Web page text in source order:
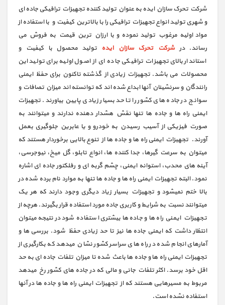
شرکت تحرک سازان ایده به عنوان تولید کننده تجهیزات ترافیکی جاده ای
و شهری تولید انواع تجهیزات ترافیکی را با بالاترین کیفیت و با استفاده از
مواد اولیه مرغوب تولید نموده و با ارزان ترین قیمت به فروش می
رساند. درشرکت تحرک سازان ایده تولید محصول با کیفیت و
استاندار بالای تجهیزات ترافیکی جاده ای از اصول اولیه برای تولید این
محصولات می باشد. تجهیزات زیادی از گذشته تاکنون برای حفظ ایمنی
رانندگان و سرنشینان آنها ابداع شده اند که توانسته اند میزان تصافات و
سوانج در جاده های کشور را تا حد بسیار زیادی پایین بیاورند. تجهیزات
ایمنی راه ها و جاده ها تنها نقش هشدار دهنده ندارند و میتوانند به
صورت فیزیکی از آسیب رسیدن به خودرو و یا عابرین جلوگیری بعمل
آورند. تجهیزات ایمنی راه ها و جاده ها از تنوع بالایی برخوردار هستند که
میتوان به سرعت گیرها، جدا کننده ها، انواع تابلو، گل میخ، نیوجرسی،
آینه های محدب، استوانه ایمنی، چشم گربه ای و رفلکتور جاده ای اشاره
نمود. البته تجهیزات ایمنی راه ها و جاده ها تنها به موارد نام برده شده در
بالا ختم نمیشود و تجهیزات بسیار زیاد دیگری وجود دارند که هر یک
میتوانند نسبت به شرایط و کاربری جاده مورد استفاده قرار بگیرند. هرچه از
تجهیزات ایمنی راه ها و جاده ها بیشتری استفاده شود در نتیجه میتوان
انتظار داشت که ایمنی جاده ها نیز تا حد زیادی حفظ شود. بررسی ها و
آمارهای انجام شده در راه های سراسر کشور نشان میدهد که بکارگیری از
تجهیزات ایمنی راه ها و جاده ها باعث شده تا میزان تلفات جاده ای به حد
اقل خود برسد. اکثر تلفات جانی و مالی که در جاده های کشور رخ میدهد
مربوط به مسیرهایی هستند که از تجهیزات ایمنی راه ها و جاده ها در آنها
استفاده نشده است.